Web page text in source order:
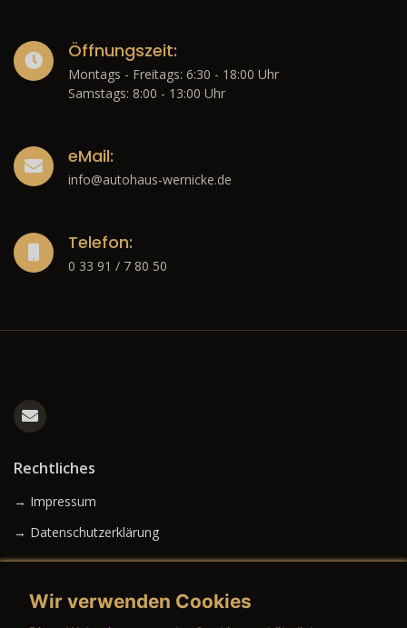
Öffnungszeit:
Montags - Freitags: 6:30 - 18:00 Uhr
Samstags: 8:00 - 13:00 Uhr
eMail:
info@autohaus-wernicke.de
Telefon:
0 33 91 / 7 80 50
Rechtliches
→ Impressum
→ Datenschutzerklärung
Wir verwenden Cookies